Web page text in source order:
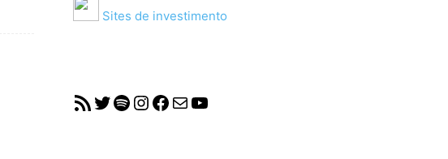
Sites de investimento
RSS FeedTwitter
Spotify
Instagram
Facebook
MailYouTube